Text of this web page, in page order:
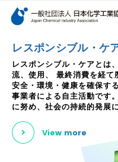
検索キーワード
レスポンシブル・ケ
レスポンシブル・ケアとは
流、使用、
最終消費を経て
安全・環境・健康を確保す
事業者による自主活動です。
に努め、社会の持続的発展
View more